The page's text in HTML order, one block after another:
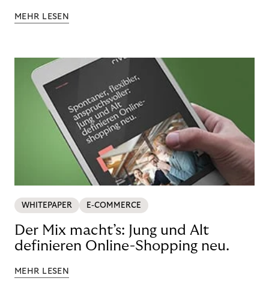
MEHR LESEN
WHITEPAPER E-COMMERCE
Der Mix macht’s: Jung und Alt
definieren Online-Shopping neu.
MEHR LESEN